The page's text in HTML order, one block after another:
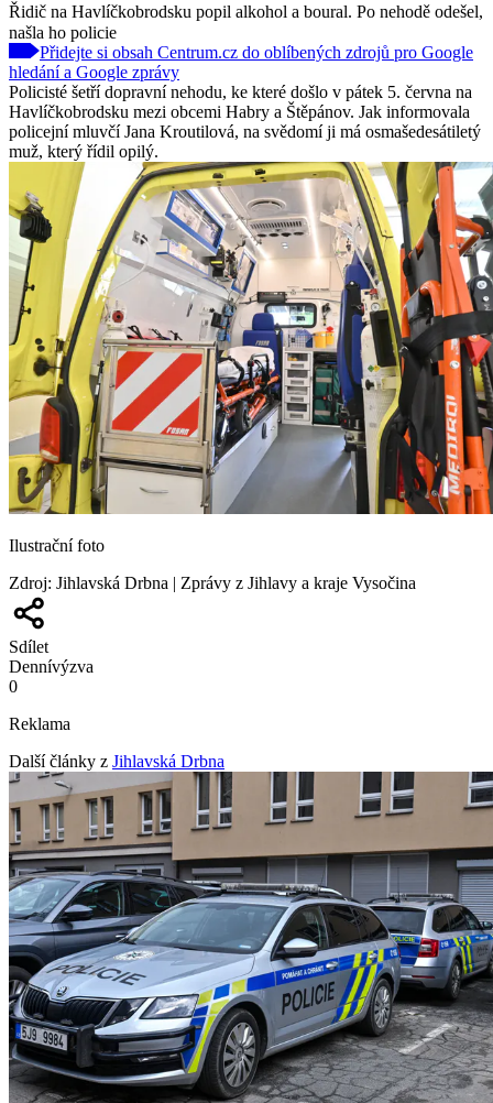
Řidič na Havlíčkobrodsku popil alkohol a boural. Po nehodě odešel,
našla ho policie
Přidejte si obsah Centrum.cz do oblíbených zdrojů pro Google
hledání a Google zprávy
Policisté šetří dopravní nehodu, ke které došlo v pátek 5. června na
Havlíčkobrodsku mezi obcemi Habry a Štěpánov. Jak informovala
policejní mluvčí Jana Kroutilová, na svědomí ji má osmašedesátiletý
muž, který řídil opilý.
Ilustrační foto
Zdroj: Jihlavská Drbna | Zprávy z Jihlavy a kraje Vysočina
Sdílet
Dennívýzva
0
Reklama
Další články z Jihlavská Drbna